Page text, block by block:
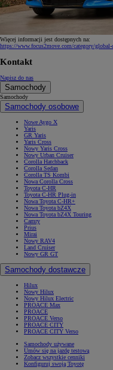
Więcej informacji jest dostępnych na:
https://www.focus2move.com/category/global-
Kontakt
Napisz do nas
Samochody
Samochody
Samochody osobowe
Nowe Aygo X
Yaris
GR Yaris
Yaris Cross
Nowy Yaris Cross
Nowy Urban Cruiser
Corolla Hatchback
Corolla Sedan
Corolla TS Kombi
Nowa Corolla Cross
Toyota C-HR
Toyota C-HR Plug-in
Nowa Toyota C-HR+
Nowa Toyota bZ4X
Nowa Toyota bZ4X Touring
Camry
Prius
Mirai
Nowy RAV4
Land Cruiser
Nowy GR GT
Samochody dostawcze
Hilux
Nowy Hilux
Nowy Hilux Electric
PROACE Max
PROACE
PROACE Verso
PROACE CITY
PROACE CITY Verso
Samochody używane
Umów się na jazdę testową
Zobacz wszystkie cenniki
Konfiguruj swoją Toyotę